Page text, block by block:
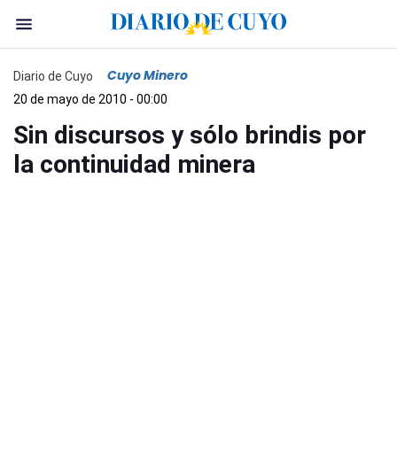
Diario de Cuyo Cuyo Minero
20 de mayo de 2010 - 00:00
Sin discursos y sólo brindis por
la continuidad minera